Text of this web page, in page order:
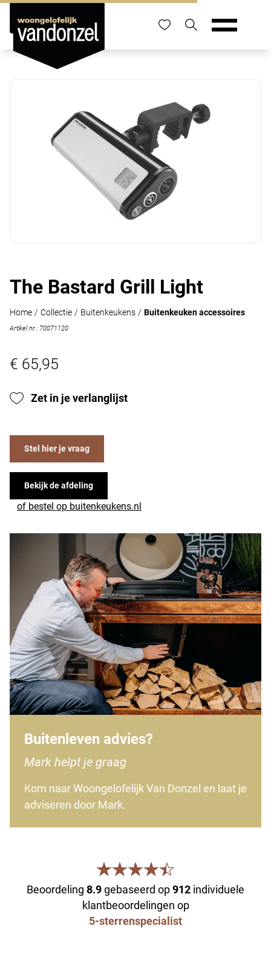
The Bastard Grill Light
Home / Collectie / Buitenkeukens / Buitenkeuken accessoires
Artikel nr.: 70071120
€ 65,95
Zet in je verlanglijst
Stel hier je vraag
Bekijk de afdeling
of bestel op buitenkeukens.nl
Buitenleven advies?
Mark helpt je graag
Kom naar Woongelofelijk Van Donzel en laat je
adviseren door Mark.
Beoordeling 8.9gebaseerd op912 individuele
klantbeoordelingen op
5-sterrenspecialist